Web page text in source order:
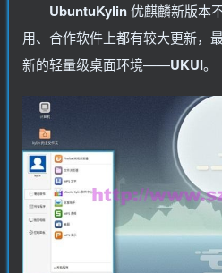
UbuntuKylin优麒麟新版本
用、合作软件上都有较大更新，
新的轻量级桌面环境——UKUI。